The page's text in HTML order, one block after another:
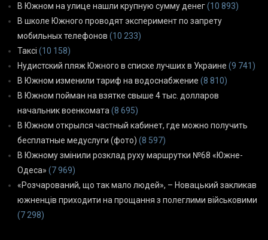
В Южном на улице нашли крупную сумму денег(10 893)
В школе Южного проводят эксперимент по запрету
мобильных телефонов (10 233)
Таксі (10 158)
Нудистский пляж Южного в списке лучших в Украине (9 741)
В Южном изменили тариф на водоснабжение (8 810)
В Южном пойман на взятке свыше 4 тыс. долларов
начальник военкомата (8 695)
В Южном открылся частный кабинет, где можно получить
бесплатные медуслуги (фото) (8 597)
В Южному змінили розклад руху маршрутки №68 «Южне-
Одеса» (7 969)
«Розчарований, що так мало людей», – Новацький закликав
южненців приходити на прощання з полеглими військовими
(7 298)